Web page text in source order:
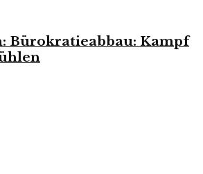
Bürokratieabbau: Kampf